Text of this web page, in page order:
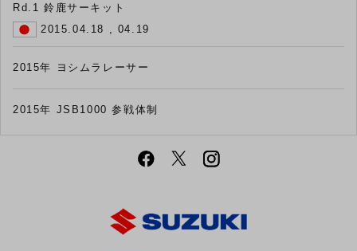
Rd.1 鈴鹿サーキット
2015.04.18 , 04.19
2015年 ヨシムラレーサー
2015年 JSB1000 参戦体制